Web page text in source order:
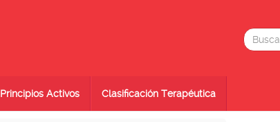
Principios Activos Clasificación Terapéutica